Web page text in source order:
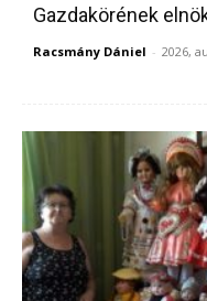
Gazdakörének
Racsmány Dániel - 2026,